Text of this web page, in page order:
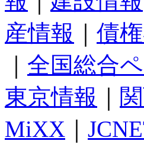
産情報
債
全国総合
東京情報
MiXX